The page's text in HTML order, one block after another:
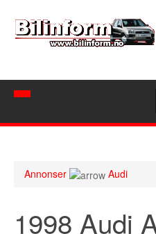
Artikler
Nyttige sider
Annonser Audi
1998 Audi